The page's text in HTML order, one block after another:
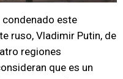
condenado este
ruso, Vladimir Putin, de
regiones
que es un